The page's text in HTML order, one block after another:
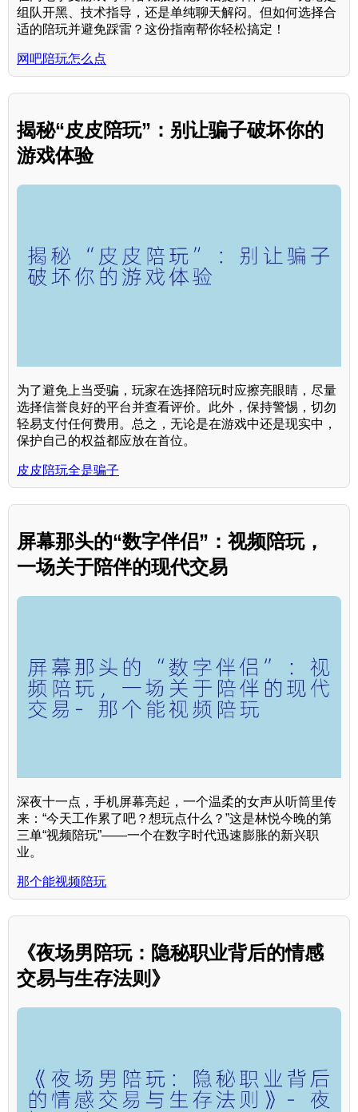
组队开黑、技术指导，还是单纯聊天解闷。但如何选择合
适的陪玩并避免踩雷？这份指南帮你轻松搞定！
网吧陪玩怎么点
揭秘“皮皮陪玩”：别让骗子破坏你的
游戏体验
为了避免上当受骗，玩家在选择陪玩时应擦亮眼睛，尽量
选择信誉良好的平台并查看评价。此外，保持警惕，切勿
轻易支付任何费用。总之，无论是在游戏中还是现实中，
保护自己的权益都应放在首位。
皮皮陪玩全是骗子
屏幕那头的“数字伴侣”：视频陪玩，
一场关于陪伴的现代交易
深夜十一点，手机屏幕亮起，一个温柔的女声从听筒里传
来：“今天工作累了吧？想玩点什么？”这是林悦今晚的第
三单“视频陪玩”——一个在数字时代迅速膨胀的新兴职
业。
那个能视频陪玩
《夜场男陪玩：隐秘职业背后的情感
交易与生存法则》